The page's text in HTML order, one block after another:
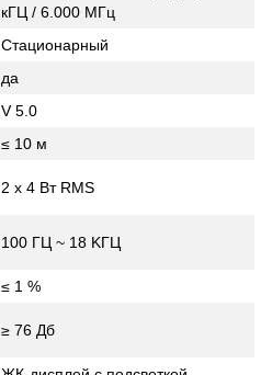
кГЦ / 6.000 MГц
Стационарный
да
V 5.0
≤ 10 м
2 х 4 Вт RMS
100 ГЦ ~ 18 KГЦ
≤ 1 %
≥ 76 Дб